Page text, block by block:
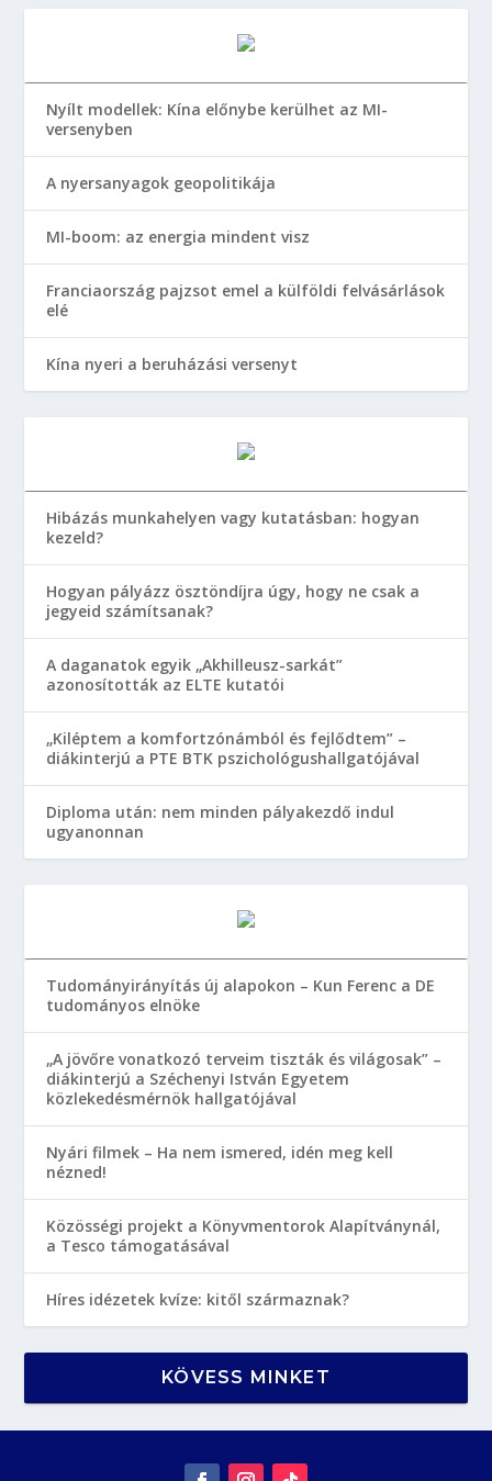
Nyílt modellek: Kína előnybe kerülhet az MI-
versenyben
A nyersanyagok geopolitikája
MI-boom: az energia mindent visz
Franciaország pajzsot emel a külföldi felvásárlások
elé
Kína nyeri a beruházási versenyt
Hibázás munkahelyen vagy kutatásban: hogyan
kezeld?
Hogyan pályázz ösztöndíjra úgy, hogy ne csak a
jegyeid számítsanak?
A daganatok egyik „Akhilleusz-sarkát”
azonosították az ELTE kutatói
„Kiléptem a komfortzónámból és fejlődtem” –
diákinterjú a PTE BTK pszichológushallgatójával
Diploma után: nem minden pályakezdő indul
ugyanonnan
Tudományirányítás új alapokon – Kun Ferenc a DE
tudományos elnöke
„A jövőre vonatkozó terveim tiszták és világosak” –
diákinterjú a Széchenyi István Egyetem
közlekedésmérnök hallgatójával
Nyári filmek – Ha nem ismered, idén meg kell
nézned!
Közösségi projekt a Könyvmentorok Alapítványnál,
a Tesco támogatásával
Híres idézetek kvíze: kitől származnak?
KÖVESS MINKET